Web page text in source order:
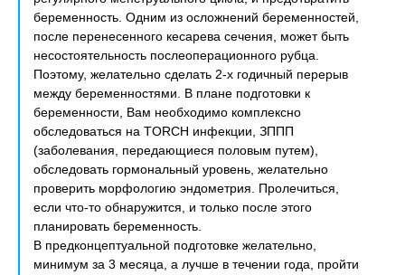
беременность. Одним из осложнений беременностей,
после перенесенного кесарева сечения, может быть
несостоятельность послеоперационного рубца.
Поэтому, желательно сделать 2-х годичный перерыв
между беременностями. В плане подготовки к
беременности, Вам необходимо комплексно
обследоваться на TORCH инфекции, ЗППП
(заболевания, передающиеся половым путем),
обследовать гормональный уровень, желательно
проверить морфологию эндометрия. Пролечиться,
если что-то обнаружится, и только после этого
планировать беременность.
В предконцептуальной подготовке желательно,
минимум за 3 месяца, а лучше в течении года, пройти